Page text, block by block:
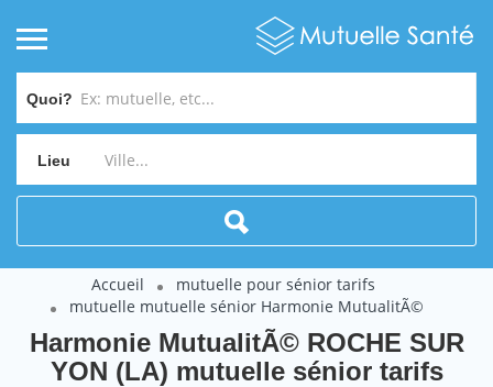
Quoi?
Lieu
Accueil
mutuelle pour sénior tarifs
mutuelle mutuelle sénior Harmonie MutualitÃ©
Harmonie MutualitÃ© ROCHE SUR
YON (LA) mutuelle sénior tarifs